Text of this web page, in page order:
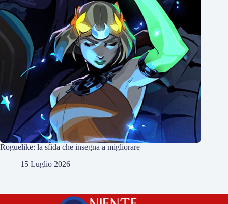
Roguelike: la sfida che insegna a migliorare
15 Luglio 2026